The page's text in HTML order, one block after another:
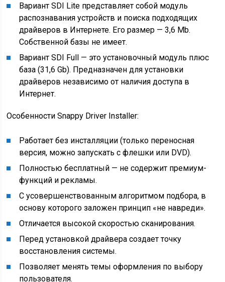
Вариант SDI Lite представляет собой модуль
распознавания устройств и поиска подходящих
драйверов в Интернете. Его размер — 3,6 Mb.
Собственной базы не имеет.
Вариант SDI Full — это установочный модуль плюс
база (31,6 Gb). Предназначен для установки
драйверов независимо от наличия доступа в
Интернет.
Особенности Snappy Driver Installer:
Работает без инсталляции (только переносная
версия, можно запускать с флешки или DVD).
Полностью бесплатный — не содержит премиум-
функций и рекламы.
С усовершенствованным алгоритмом подбора, в
основу которого заложен принцип «не навреди».
Отличается высокой скоростью сканирования.
Перед установкой драйвера создает точку
восстановления системы.
Позволяет менять темы оформления по выбору
пользователя.